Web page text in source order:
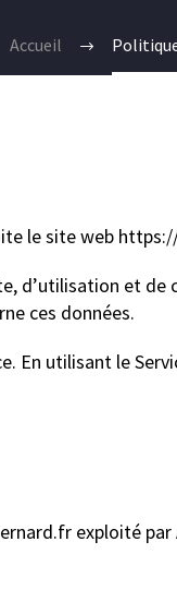
Accueil
le site web
d’utilisation et
ces données.
En utilisant le
exploité par